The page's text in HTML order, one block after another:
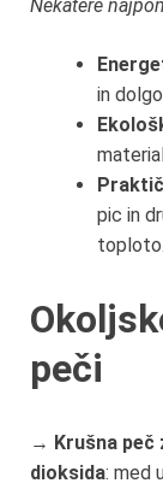
Nekatere
in
pic in
toploto.
peči
→ Krušna
dioksida: med